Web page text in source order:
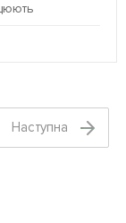
Наступна